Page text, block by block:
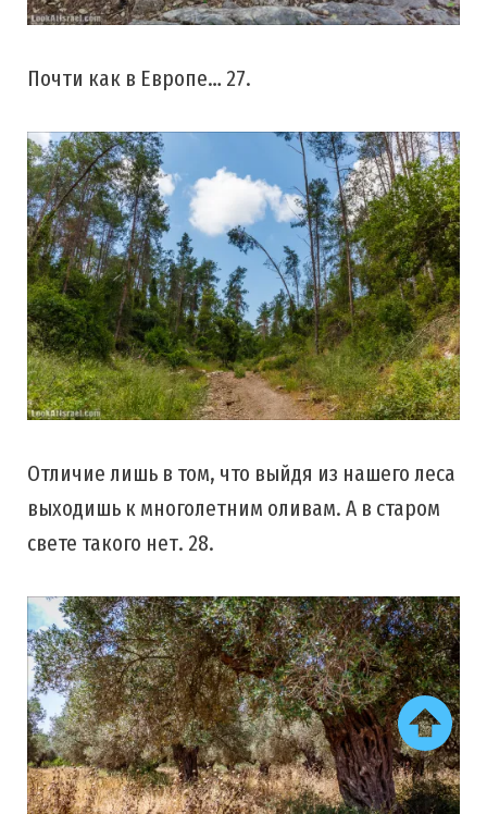
Почти как в Европе… 27.
Отличие лишь в том, что выйдя из нашего леса
выходишь к многолетним оливам. А в старом
свете такого нет. 28.